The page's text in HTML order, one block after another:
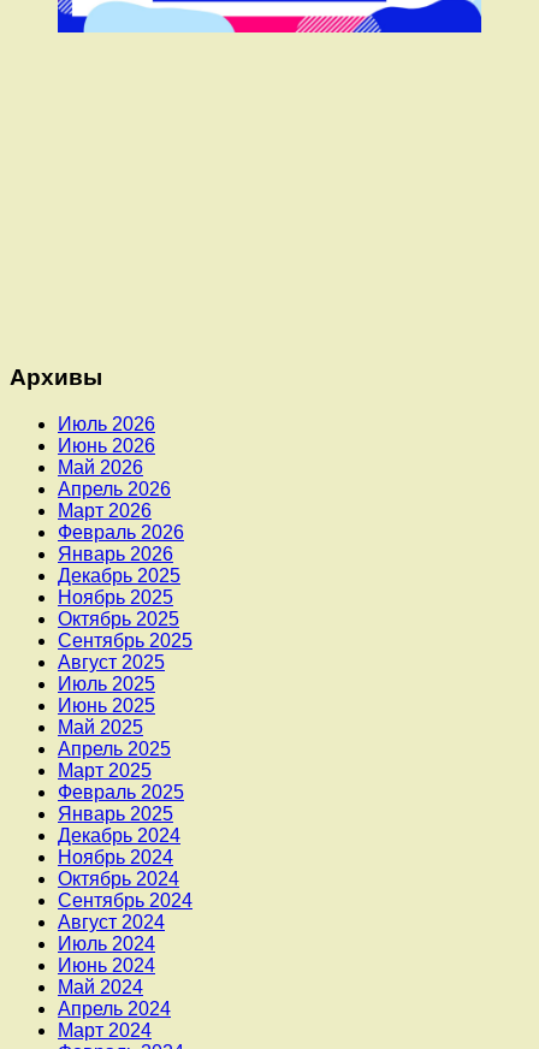
Архивы
Июль 2026
Июнь 2026
Май 2026
Апрель 2026
Март 2026
Февраль 2026
Январь 2026
Декабрь 2025
Ноябрь 2025
Октябрь 2025
Сентябрь 2025
Август 2025
Июль 2025
Июнь 2025
Май 2025
Апрель 2025
Март 2025
Февраль 2025
Январь 2025
Декабрь 2024
Ноябрь 2024
Октябрь 2024
Сентябрь 2024
Август 2024
Июль 2024
Июнь 2024
Май 2024
Апрель 2024
Март 2024